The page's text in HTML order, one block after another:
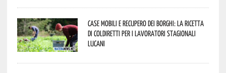
Case mobili e recupero dei borghi: la ricetta
di Coldiretti per i lavoratori stagionali
lucani